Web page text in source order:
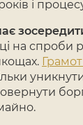
і
на спроби